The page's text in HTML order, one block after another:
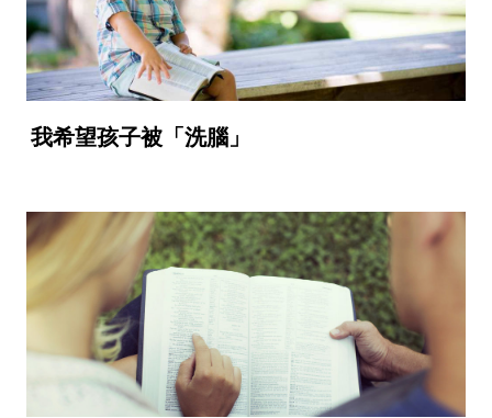
我希望孩子被「洗腦」